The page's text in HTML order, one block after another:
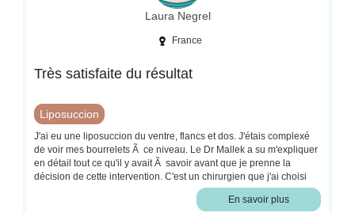
Laura Negrel
France
Très satisfaite du résultat
Liposuccion
J'ai eu une liposuccion du ventre, flancs et dos. J'étais complexé
de voir mes bourrelets Ã ce niveau. Le Dr Mallek a su m'expliquer
en détail tout ce qu'il y avait Ã savoir avant que je prenne la
décision de cette intervention. C'est un chirurgien que j'ai choisi
grâce aux avis Google et je ne le regrette pas, je le recommande !
L'hospitalisation en ambulatoire s'est très bien passée, l'équipe
En savoir plus